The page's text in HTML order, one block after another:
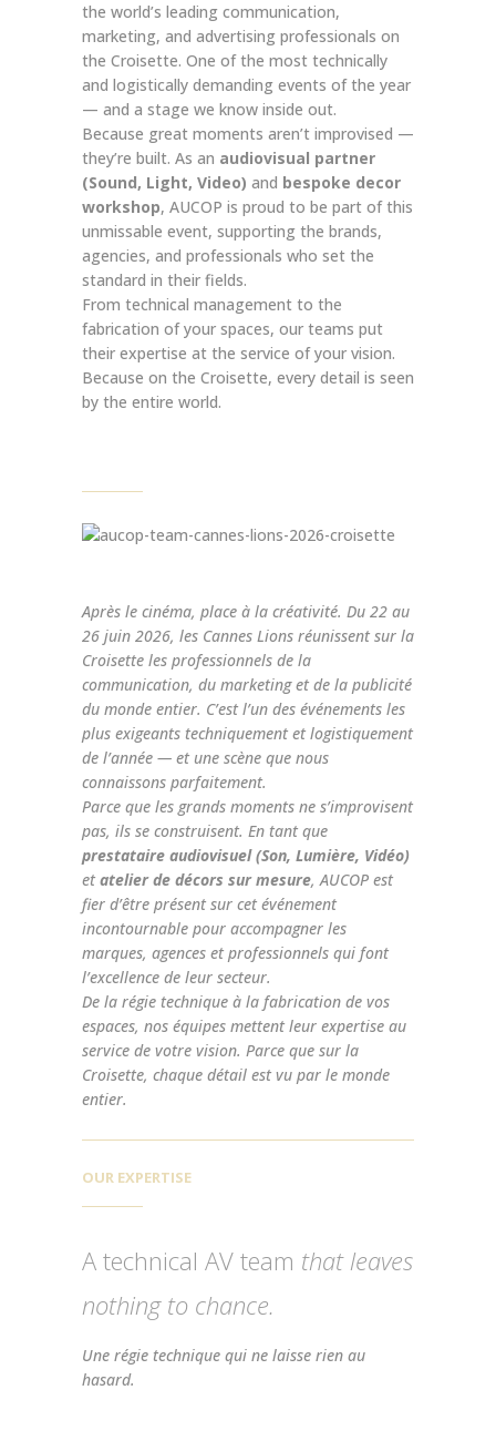
the world’s leading communication,
marketing, and advertising professionals on
the Croisette. One of the most technically
and logistically demanding events of the year
— and a stage we know inside out.
Because great moments aren’t improvised —
they’re built. As an audiovisual partner
(Sound, Light, Video) and bespoke decor
workshop, AUCOP is proud to be part of this
unmissable event, supporting the brands,
agencies, and professionals who set the
standard in their fields.
From technical management to the
fabrication of your spaces, our teams put
their expertise at the service of your vision.
Because on the Croisette, every detail is seen
by the entire world.
Après le cinéma, place à la créativité. Du 22 au
26 juin 2026, les Cannes Lions réunissent sur la
Croisette les professionnels de la
communication, du marketing et de la publicité
du monde entier. C’est l’un des événements les
plus exigeants techniquement et logistiquement
de l’année — et une scène que nous
connaissons parfaitement.
Parce que les grands moments ne s’improvisent
pas, ils se construisent. En tant que
prestataire audiovisuel (Son, Lumière, Vidéo)
et atelier de décors sur mesure, AUCOP est
fier d’être présent sur cet événement
incontournable pour accompagner les
marques, agences et professionnels qui font
l’excellence de leur secteur.
De la régie technique à la fabrication de vos
espaces, nos équipes mettent leur expertise au
service de votre vision. Parce que sur la
Croisette, chaque détail est vu par le monde
entier.
OUR EXPERTISE
A technical AV team that leaves
nothing to chance.
Une régie technique qui ne laisse rien au
hasard.